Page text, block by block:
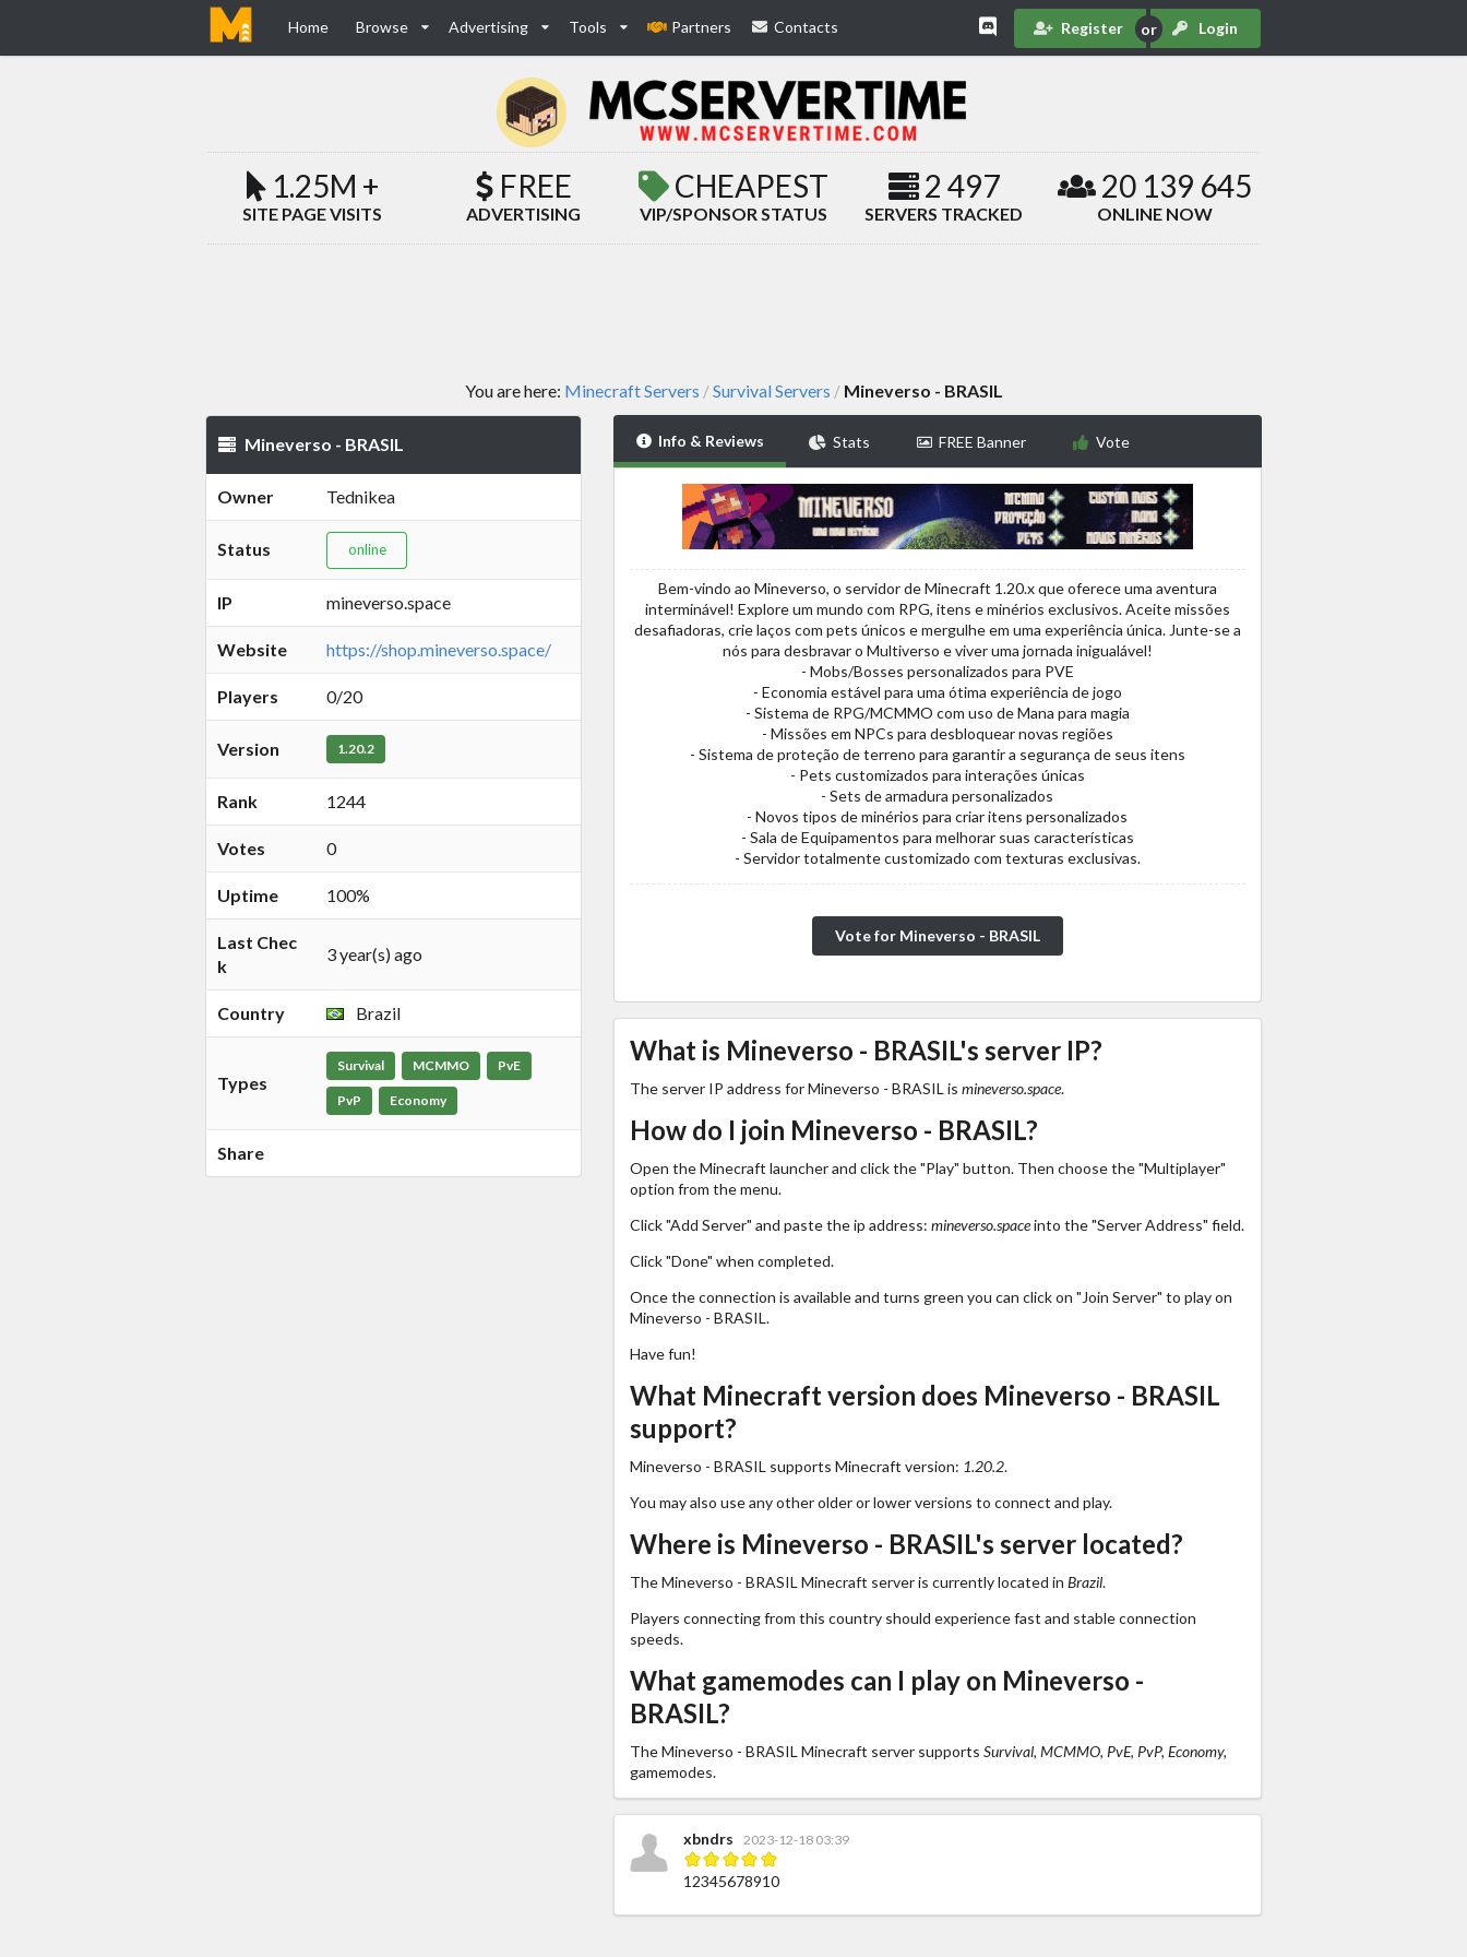
Home Browse Advertising Tools Partners Contacts Register Login
1.25M +
SITE PAGE VISITS
FREE
ADVERTISING
CHEAPEST
VIP/SPONSOR STATUS
2 497
SERVERS TRACKED
20 139 645
ONLINE NOW
You are here: Minecraft Servers /Survival Servers / Mineverso - BRASIL
Mineverso - BRASIL
Owner Tednikea
Status online
IP mineverso.space
Website https://shop.mineverso.space/
Players 0/20
Version 1.20.2
Rank 1244
Votes 0
Uptime 100%
Last Chec
k
3 year(s) ago
Country Brazil
Types
Survival MCMMO PvE
PvP Economy
Share
Info & Reviews Stats FREE Banner Vote
Bem-vindo ao Mineverso, o servidor de Minecraft 1.20.x que oferece uma aventura
interminável! Explore um mundo com RPG, itens e minérios exclusivos. Aceite missões
desafiadoras, crie laços com pets únicos e mergulhe em uma experiência única. Junte-se a
nós para desbravar o Multiverso e viver uma jornada inigualável!
- Mobs/Bosses personalizados para PVE
- Economia estável para uma ótima experiência de jogo
- Sistema de RPG/MCMMO com uso de Mana para magia
- Missões em NPCs para desbloquear novas regiões
- Sistema de proteção de terreno para garantir a segurança de seus itens
- Pets customizados para interações únicas
- Sets de armadura personalizados
- Novos tipos de minérios para criar itens personalizados
- Sala de Equipamentos para melhorar suas características
- Servidor totalmente customizado com texturas exclusivas.
Vote for Mineverso - BRASIL
What is Mineverso - BRASIL's server IP?
The server IP address for Mineverso - BRASIL is mineverso.space.
How do I join Mineverso - BRASIL?
Open the Minecraft launcher and click the "Play" button. Then choose the "Multiplayer"
option from the menu.
Click "Add Server" and paste the ip address: mineverso.spaceinto the "Server Address" field.
Click "Done" when completed.
Once the connection is available and turns green you can click on "Join Server" to play on
Mineverso - BRASIL.
Have fun!
What Minecraft version does Mineverso - BRASIL
support?
Mineverso - BRASIL supports Minecraft version: 1.20.2.
You may also use any other older or lower versions to connect and play.
Where is Mineverso - BRASIL's server located?
The Mineverso - BRASIL Minecraft server is currently located in Brazil.
Players connecting from this country should experience fast and stable connection
speeds.
What gamemodes can I play on Mineverso -
BRASIL?
The Mineverso - BRASIL Minecraft server supports Survival, MCMMO, PvE, PvP, Economy,
gamemodes.
xbndrs 2023-12-18 03:39
12345678910